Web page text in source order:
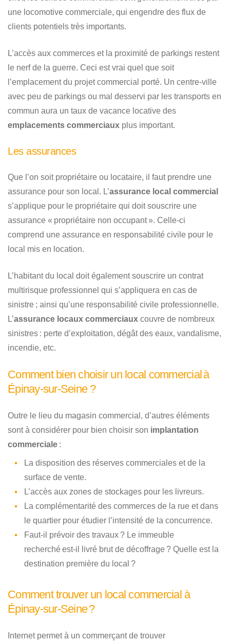
une locomotive commerciale, qui engendre des flux de
clients potentiels très importants.
L’accès aux commerces et la proximité de parkings restent
le nerf de la guerre. Ceci est vrai quel que soit
l’emplacement du projet commercial porté. Un centre-ville
avec peu de parkings ou mal desservi par les transports en
commun aura un taux de vacance locative des
emplacements commerciaux plus important.
Les assurances
Que l’on soit propriétaire ou locataire, il faut prendre une
assurance pour son local. L’assurance local commercial
s’applique pour le propriétaire qui doit souscrire une
assurance « propriétaire non occupant ». Celle-ci
comprend une assurance en responsabilité civile pour le
local mis en location.
L’habitant du local doit également souscrire un contrat
multirisque professionnel qui s’appliquera en cas de
sinistre ; ainsi qu’une responsabilité civile professionnelle.
L’assurance locaux commerciaux couvre de nombreux
sinistres : perte d’exploitation, dégât des eaux, vandalisme,
incendie, etc.
Comment bien choisir un local commercial à
Épinay-sur-Seine ?
Outre le lieu du magasin commercial, d’autres éléments
sont à considérer pour bien choisir son implantation
commerciale :
La disposition des réserves commerciales et de la
surface de vente.
L’accès aux zones de stockages pour les livreurs.
La complémentarité des commerces de la rue et dans
le quartier pour étudier l’intensité de la concurrence.
Faut-il prévoir des travaux ? Le immeuble
recherché est-il livré brut de décoffrage ? Quelle est la
destination première du local ?
Comment trouver un local commercial à
Épinay-sur-Seine ?
Internet permet à un commerçant de trouver